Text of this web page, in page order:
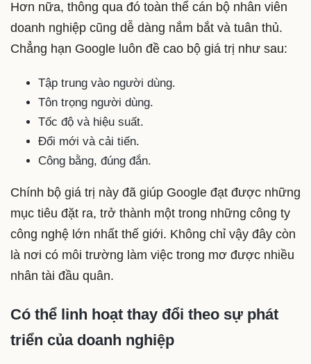
Hơn nữa, thông qua đó toàn thể cán bộ nhân viên
doanh nghiệp cũng dễ dàng nắm bắt và tuân thủ.
Chẳng hạn Google luôn đề cao bộ giá trị như sau:
Tập trung vào người dùng.
Tôn trọng người dùng.
Tốc độ và hiệu suất.
Đổi mới và cải tiến.
Công bằng, đúng đắn.
Chính bộ giá trị này đã giúp Google đạt được những
mục tiêu đặt ra, trở thành một trong những công ty
công nghệ lớn nhất thế giới. Không chỉ vậy đây còn
là nơi có môi trường làm việc trong mơ được nhiều
nhân tài đầu quân.
Có thể linh hoạt thay đổi theo sự phát
triển của doanh nghiệp